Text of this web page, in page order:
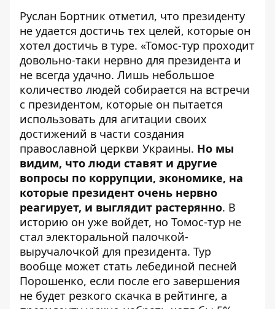
Руслан Бортник отметил, что президенту
не удается достичь тех целей, которые он
хотел достичь в туре. «Томос-тур проходит
довольно-таки нервно для президента и
не всегда удачно. Лишь небольшое
количество людей собирается на встречи
с президентом, которые он пытается
использовать для агитации своих
достижений в части создания
православной церкви Украины. Но мы
видим, что люди ставят и другие
вопросы по коррупции, экономике, на
которые президент очень нервно
реагирует, и выглядит растерянно. В
историю он уже войдет, но Томос-тур не
стал электоральной палочкой-
выручалочкой для президента. Тур
вообще может стать лебединой песней
Порошенко, если после его завершения
не будет резкого скачка в рейтинге, а